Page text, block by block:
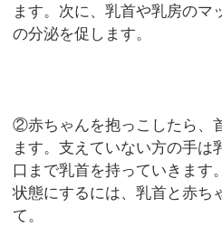
ます。次に、乳首や乳房のマ
の分泌を促します。
②赤ちゃんを抱っこしたら、
ます。支えていない方の手は
口まで乳首を持っていきます
状態にするには、乳首と赤ち
て。